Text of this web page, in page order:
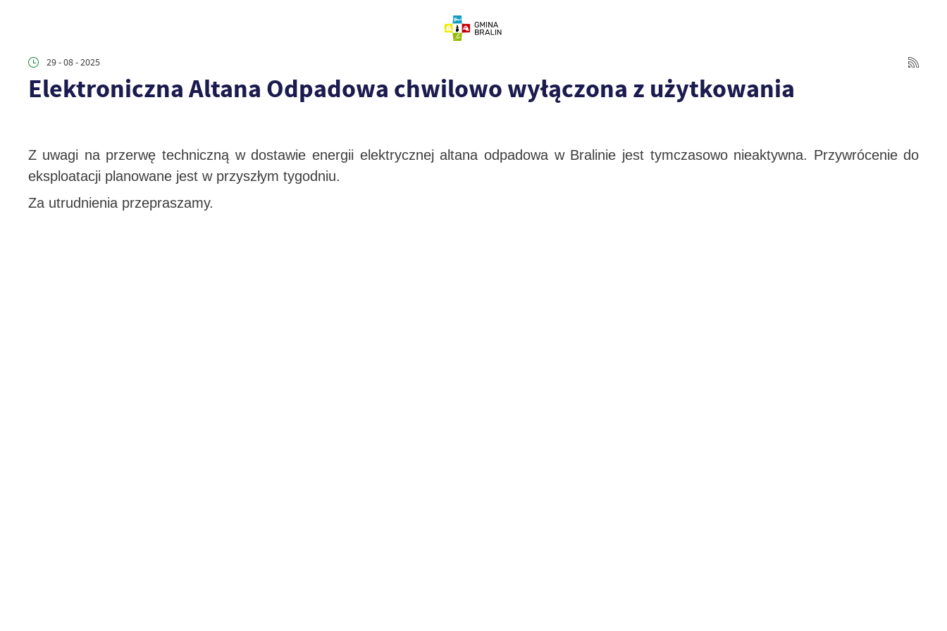
29 - 08 - 2025
Elektroniczna Altana Odpadowa chwilowo wyłączona z użytkowania
Z uwagi na przerwę techniczną w dostawie energii elektrycznej altana odpadowa w Bralinie jest tymczasowo nieaktywna. Przywrócenie do
eksploatacji planowane jest w przyszłym tygodniu.
Za utrudnienia przepraszamy.